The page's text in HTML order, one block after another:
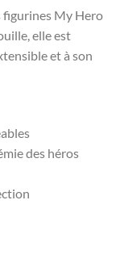
figurines My Hero
elle est
et à son
des héros